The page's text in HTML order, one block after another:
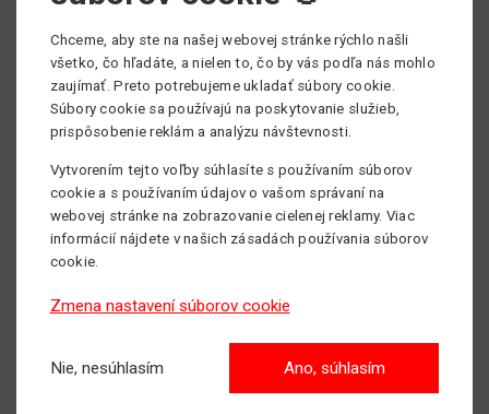
- Revízne skúšky zdvíhacieho zariadenia
- Školenie obsluhy pracovných plošín
- Predaj náhradných dielov pre pracovné plošiny
nájdete TU
Potrebujete servisovať pracovnú plošinu, prípadne viac
informácii?
týždni, 365 dni v roku.
Neváhajte kontaktovať nášho vedúceho servisu - Milana
Gondáša, tel.:+421 918 925 228
, email -
milan.gondas@matecoslovakia.sk.
Chceme, aby ste na našej webovej stránke rýchlo našli
všetko, čo hľadáte, a nielen to, čo by vás podľa nás mohlo
zaujímať. Preto potrebujeme ukladať súbory cookie.
Súbory cookie sa používajú na poskytovanie služieb,
prispôsobenie reklám a analýzu návštevnosti.
Vytvorením tejto voľby súhlasíte s používaním súborov
cookie a s používaním údajov o vašom správaní na
webovej stránke na zobrazovanie cielenej reklamy. Viac
informácií nájdete v našich zásadách používania súborov
cookie.
Zmena nastavení súborov cookie
Nie, nesúhlasím Ano, súhlasím